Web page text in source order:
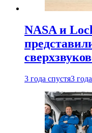
NASA и
3 года спустя3